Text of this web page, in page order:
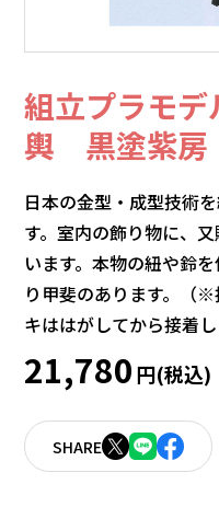
組立プラモ
輿 黒塗紫房
日本の金型・成型技術
す。室内の飾り物に、
います。本物の紐や鈴
り甲斐のあります。（
キははがしてから接着し
21,780円(税込)
SHARE